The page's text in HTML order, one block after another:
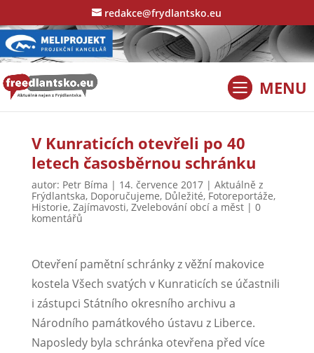
redakce@frydlantsko.eu
V Kunraticích otevřeli po 40
letech časosběrnou schránku
autor: Petr Bíma | 14. července 2017| Aktuálně z
Frýdlantska, Doporučujeme, Důležité, Fotoreportáže,
Historie, Zajímavosti, Zvelebování obcí a měst| 0
komentářů
Otevření pamětní schránky z věžní makovice
kostela Všech svatých v Kunraticích se účastnili
i zástupci Státního okresního archivu a
Národního památkového ústavu z Liberce.
Naposledy byla schránka otevřena před více